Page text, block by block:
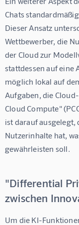
Chats
Dieser Ansatz
Wettbewerber, die
der Cloud zur
stattdessen auf eine
möglich lokal auf
Aufgaben, die
Cloud Compute"
ist darauf ausgelegt,
Nutzerinhalte hat,
gewährleisten soll.
"Differential
zwischen
Um die KI-